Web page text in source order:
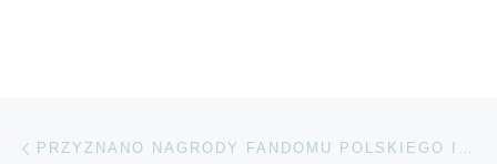
Nawigacja wpisu PRZYZNANO NAGRODY FANDOMU POLSKIEGO IM. JANUSZA A. ZAJDLA ZA ROK 2024